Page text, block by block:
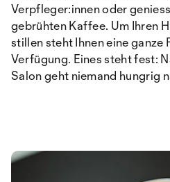
Verpfleger:innen oder
gebrühten Kaffee. Um Ihren
stillen steht Ihnen eine ganze
Verfügung. Eines steht fest:
Salon geht niemand hungrig